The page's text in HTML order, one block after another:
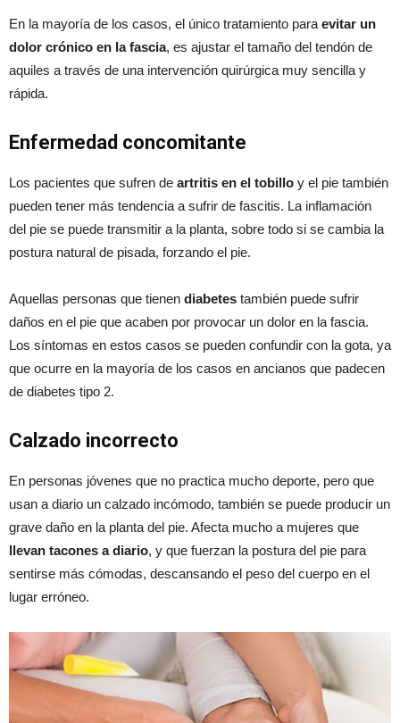
En la mayoría de los casos, el único tratamiento para evitar un
dolor crónico en la fascia, es ajustar el tamaño del tendón de
aquiles a través de una intervención quirúrgica muy sencilla y
rápida.
Enfermedad concomitante
Los pacientes que sufren de artritis en el tobillo y el pie también
pueden tener más tendencia a sufrir de fascitis. La inflamación
del pie se puede transmitir a la planta, sobre todo si se cambia la
postura natural de pisada, forzando el pie.
Aquellas personas que tienen diabetes también puede sufrir
daños en el pie que acaben por provocar un dolor en la fascia.
Los síntomas en estos casos se pueden confundir con la gota, ya
que ocurre en la mayoría de los casos en ancianos que padecen
de diabetes tipo 2.
Calzado incorrecto
En personas jóvenes que no practica mucho deporte, pero que
usan a diario un calzado incómodo, también se puede producir un
grave daño en la planta del pie. Afecta mucho a mujeres que
llevan tacones a diario, y que fuerzan la postura del pie para
sentirse más cómodas, descansando el peso del cuerpo en el
lugar erróneo.